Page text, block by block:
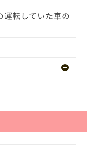
運転していた車の
車両の動静に注
かかわらず、制
づき死亡した同居